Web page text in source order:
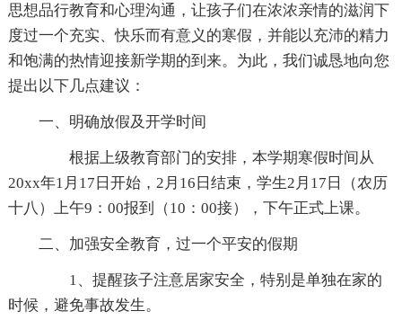
思想品行教育和心理沟通，让孩子们在浓浓亲情的滋润下
度过一个充实、快乐而有意义的寒假，并能以充沛的精力
和饱满的热情迎接新学期的到来。为此，我们诚恳地向您
提出以下几点建议：
一、明确放假及开学时间
根据上级教育部门的安排，本学期寒假时间从
20xx年1月17日开始，2月16日结束，学生2月17日（农历
十八）上午9：00报到（10：00接），下午正式上课。
二、加强安全教育，过一个平安的假期
1、提醒孩子注意居家安全，特别是单独在家的
时候，避免事故发生。